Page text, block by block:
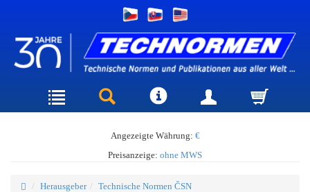
Angezeigte Währung: €
Preisanzeige: ohne MWS
Herausgeber
Technische Normen ČSN